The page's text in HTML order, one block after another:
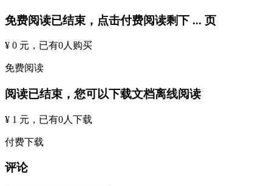
免费阅读已结束，点击付费阅读剩下 ... 页
¥ 0 元 ，已有0人购买
免费阅读
阅读已结束，您可以下载文档离线阅读
¥ 1 元 ，已有0人下载
付费下载
评论